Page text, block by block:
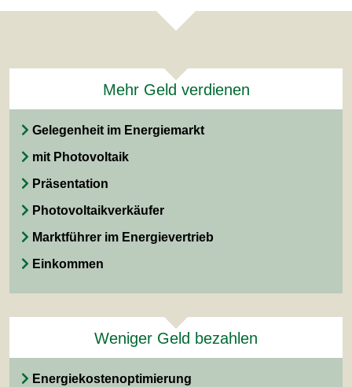
Mehr Geld verdienen
Gelegenheit im Energiemarkt
mit Photovoltaik
Präsentation
Photovoltaikverkäufer
Marktführer im Energievertrieb
Einkommen
Weniger Geld bezahlen
Energiekostenoptimierung